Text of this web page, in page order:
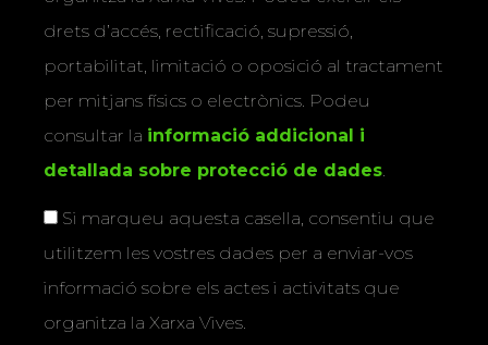
drets d’accés, rectificació, supressió,
portabilitat, limitació o oposició al tractament
per mitjans físics o electrònics. Podeu
consultar la informació addicional i
detallada sobre protecció de dades
Si marqueu aquesta casella, consentiu que
utilitzem les vostres dades per a enviar-vos
informació sobre els actes i activitats que
organitza la Xarxa Vives.